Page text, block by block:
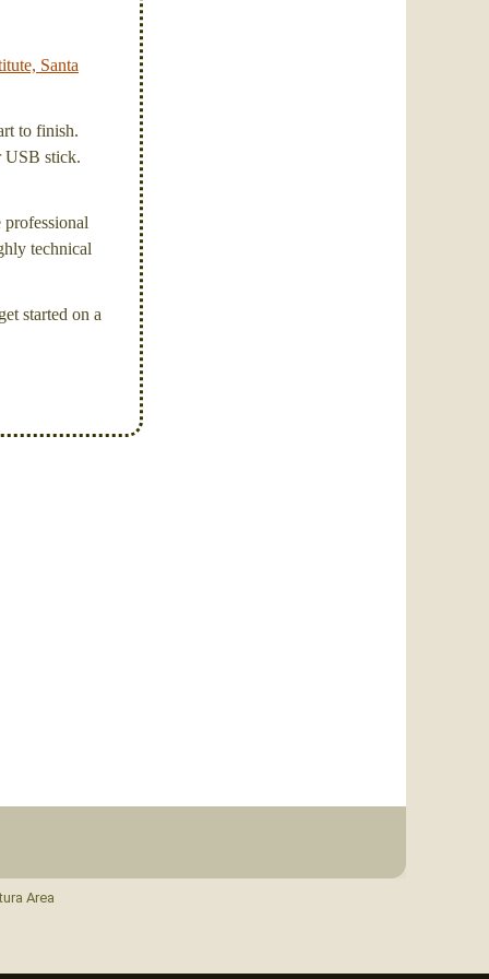
Santa
to finish.
USB stick.
technical
started on a
Area